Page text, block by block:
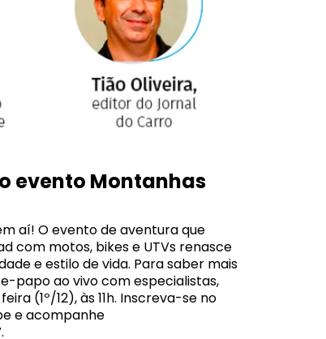
evento Montanhas
aí! O evento de aventura que
com motos, bikes e UTVs renasce
e estilo de vida. Para saber mais
papo ao vivo com especialistas,
(1º/12), às 11h. Inscreva-se no
e acompanhe